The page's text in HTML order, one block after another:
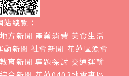
站總覽：
地方新聞 產業消費 美食生活
動新聞 社會新聞 花蓮區漁會
教育新聞 專題探討 交通運輸